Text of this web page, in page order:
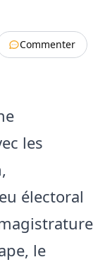
Commenter
les
électoral
le